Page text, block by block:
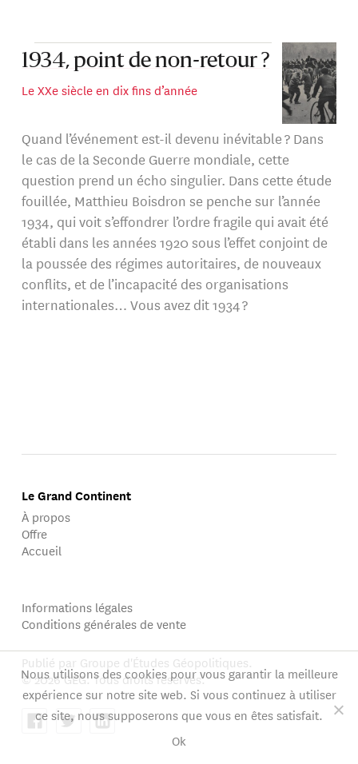
1934, point de non-retour ?
Le XXe siècle en dix fins d’année
Quand l’événement est-il devenu inévitable ? Dans
le cas de la Seconde Guerre mondiale, cette
question prend un écho singulier. Dans cette étude
fouillée, Matthieu Boisdron se penche sur l’année
1934, qui voit s’effondrer l’ordre fragile qui avait été
établi dans les années 1920 sous l’effet conjoint de
la poussée des régimes autoritaires, de nouveaux
conflits, et de l’incapacité des organisations
internationales… Vous avez dit 1934 ?
Le Grand Continent
À propos
Offre
Accueil
Informations légales
Conditions générales de vente
Publié par Groupe d'Études Géopolitiques.
© 2026 GEG. Tous droits réservés.
Nous utilisons des cookies pour vous garantir la meilleure
expérience sur notre site web. Si vous continuez à utiliser
ce site, nous supposerons que vous en êtes satisfait.
Ok